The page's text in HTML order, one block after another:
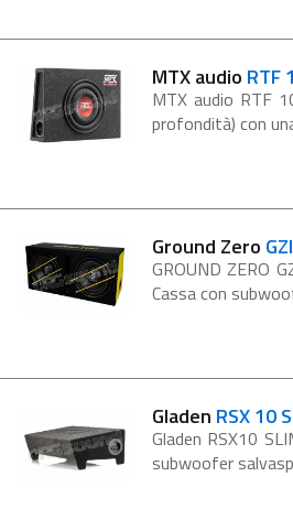
MTX audio RTF
MTX audio RTF
profondità) con
Ground Zero
GROUND ZERO
Cassa con
Gladen RSX 10
Gladen RSX10
subwoofer